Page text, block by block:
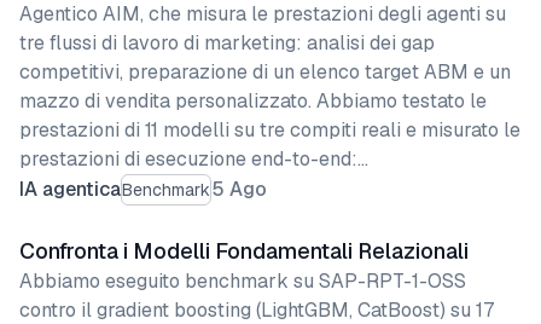
IA agenticaBenchmark5 Ago
Agentico AIM, che misura le prestazioni degli agenti su
tre flussi di lavoro di marketing: analisi dei gap
competitivi, preparazione di un elenco target ABM e un
mazzo di vendita personalizzato. Abbiamo testato le
prestazioni di 11 modelli su tre compiti reali e misurato le
prestazioni di esecuzione end-to-end:…
Confronta i Modelli Fondamentali Relazionali
Abbiamo eseguito benchmark su SAP-RPT-1-OSS
contro il gradient boosting (LightGBM, CatBoost) su 17